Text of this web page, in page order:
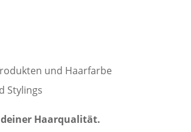
und Haarfarbe
Stylings
Haarqualität.